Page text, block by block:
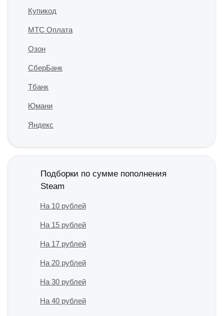
Купикод
МТС Оплата
Озон
СберБанк
Тбанк
Юмани
Яндекс
Подборки по сумме пополнения
Steam
На 10 рублей
На 15 рублей
На 17 рублей
На 20 рублей
На 30 рублей
На 40 рублей